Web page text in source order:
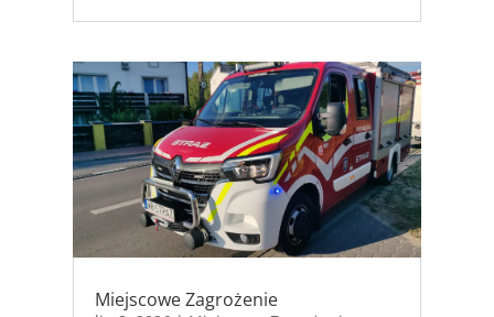
Miejscowe Zagrożenie